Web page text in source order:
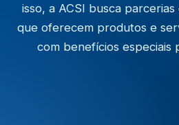
isso, a ACSI busca
que oferecem produtos e
com benefícios especiais